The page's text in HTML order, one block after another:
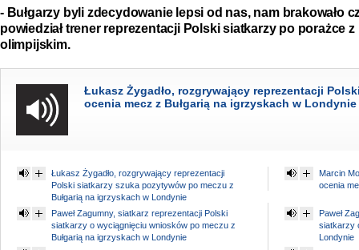
- Bułgarzy byli zdecydowanie lepsi od nas, nam brakowało
powiedział trener reprezentacji Polski siatkarzy po porażce z
olimpijskim.
Łukasz Żygadło, rozgrywający reprezentacji
ocenia mecz z Bułgarią na igrzyskach w Londynie
Łukasz Żygadło, rozgrywający reprezentacji
Polski siatkarzy szuka pozytywów po meczu z
Bułgarią na igrzyskach w Londynie
Marcin
ocenia
Paweł Zagumny, siatkarz reprezentacji Polski
siatkarzy o wyciągnięciu wniosków po meczu z
Bułgarią na igrzyskach w Londynie
Paweł
siatkarzy
Londynie